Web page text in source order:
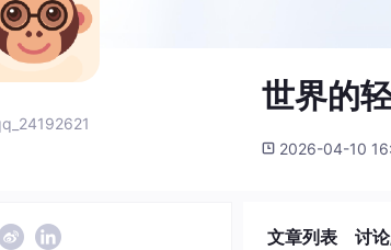
世界的
2026-04-10
文章列表 讨